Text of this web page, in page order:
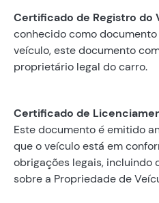
Certificado de Registro do
conhecido como
veículo, este documento
proprietário legal do carro.
Certificado de
Este documento é emitido
que o veículo está em
obrigações legais, incluindo
sobre a Propriedade de